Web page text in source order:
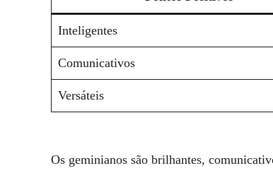
Inteligentes
Comunicativos
Versáteis
Os geminianos são brilhantes,